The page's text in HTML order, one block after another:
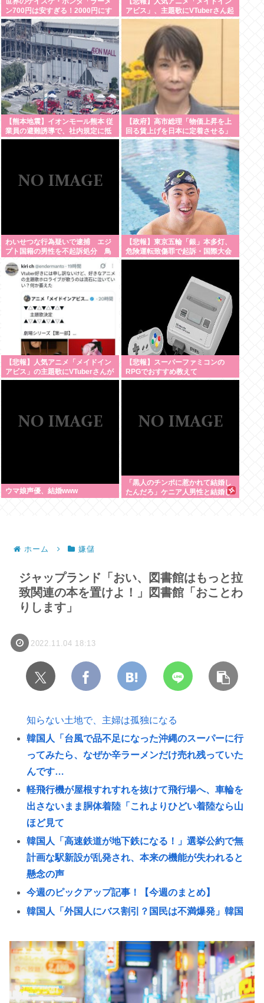
ン700円は安すぎる！2000円にす
るべき」
アビス」、主題歌にVTuberさん起
用でまたまたまた炎上www
【熊本地震】イオンモール熊本 従
業員の避難誘導で、社内規定に抵
触か
【政府】高市総理「物価上昇を上
回る賃上げを日本に定着させる」
国家公務員月給3.51%増へ 人事院
の勧告を受け
わいせつな行為疑いで逮捕 エジ
プト国籍の男性を不起訴処分 鳥
【悲報】東京五輪「銀」本多灯、
危険運転致傷罪で起訴・国際大会
を辞退
【悲報】人気アニメ「メイドイン
アビス」の主題歌にVTuberさんが
起用されてまたまたまた炎上、も
【悲報】スーパーファミコンの
RPGでおすすめ教えて
ウマ娘声優、結婚www
「黒人のチンポに惹かれて結婚し
たんだろ」ケニア人男性と結婚し
ホーム 嫌儲
ジャップランド「おい、図書館はもっと拉
致関連の本を置けよ！」図書館「おことわ
りします」
2022.11.04 18:13
知らない土地で、主婦は孤独になる
韓国人「台風で品不足になった沖縄のスーパーに行
ってみたら、なぜか辛ラーメンだけ売れ残っていた
んです…
軽飛行機が屋根すれすれを抜けて飛行場へ、車輪を
出さないまま胴体着陸「これよりひどい着陸なら山
ほど見て
韓国人「高速鉄道が地下鉄になる！」選挙公約で無
計画な駅新設が乱発され、本来の機能が失われると
懸念の声
今週のピックアップ記事！【今週のまとめ】
韓国人「外国人にバス割引？国民は不満爆発」韓国
現役JK、違和感を感じだす「女批判する奴に限って
女でヌイてたりするから意味わからなくなってきた
🙎」
台風13号は中国大陸に行ったけど、15号の予想進